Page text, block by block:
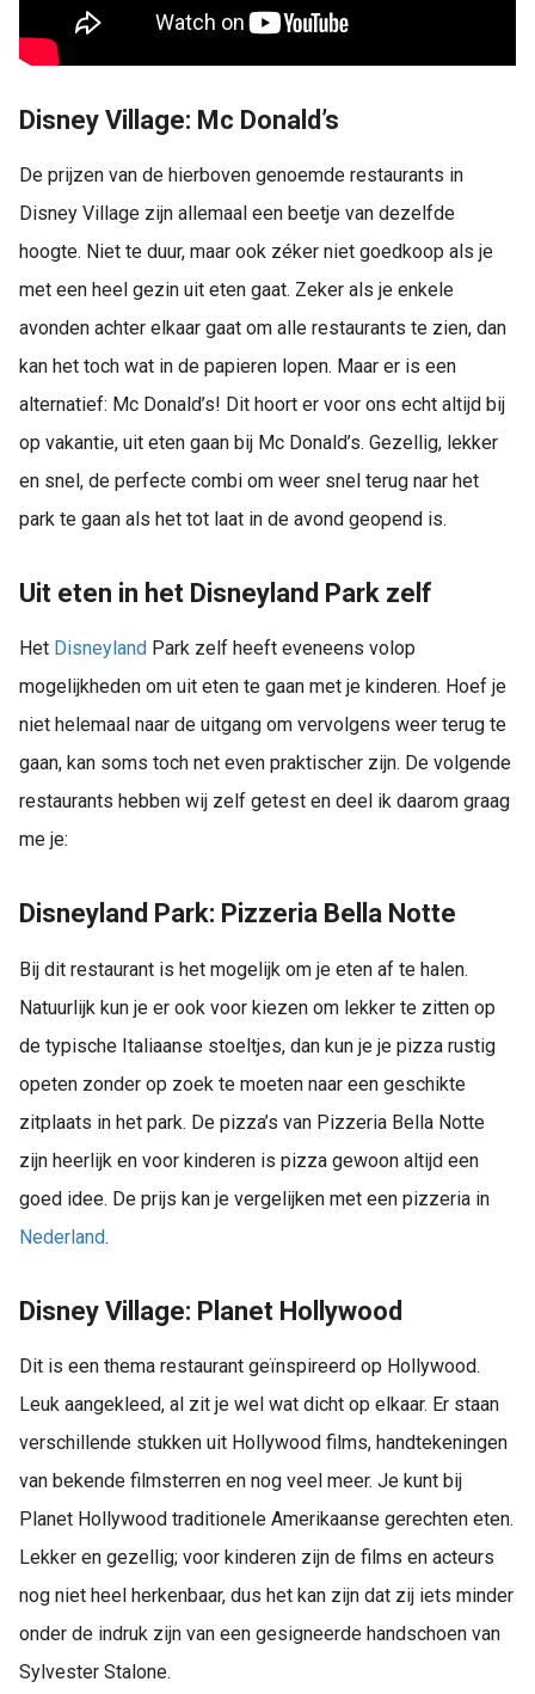
Disney Village: Mc Donald’s
De prijzen van de hierboven genoemde restaurants in
Disney Village zijn allemaal een beetje van dezelfde
hoogte. Niet te duur, maar ook zéker niet goedkoop als je
met een heel gezin uit eten gaat. Zeker als je enkele
avonden achter elkaar gaat om alle restaurants te zien, dan
kan het toch wat in de papieren lopen. Maar er is een
alternatief: Mc Donald’s! Dit hoort er voor ons echt altijd bij
op vakantie, uit eten gaan bij Mc Donald’s. Gezellig, lekker
en snel, de perfecte combi om weer snel terug naar het
park te gaan als het tot laat in de avond geopend is.
Uit eten in het Disneyland Park zelf
Het Disneyland Park zelf heeft eveneens volop
mogelijkheden om uit eten te gaan met je kinderen. Hoef je
niet helemaal naar de uitgang om vervolgens weer terug te
gaan, kan soms toch net even praktischer zijn. De volgende
restaurants hebben wij zelf getest en deel ik daarom graag
me je:
Disneyland Park: Pizzeria Bella Notte
Bij dit restaurant is het mogelijk om je eten af te halen.
Natuurlijk kun je er ook voor kiezen om lekker te zitten op
de typische Italiaanse stoeltjes, dan kun je je pizza rustig
opeten zonder op zoek te moeten naar een geschikte
zitplaats in het park. De pizza’s van Pizzeria Bella Notte
zijn heerlijk en voor kinderen is pizza gewoon altijd een
goed idee. De prijs kan je vergelijken met een pizzeria in
Nederland.
Disney Village: Planet Hollywood
Dit is een thema restaurant geïnspireerd op Hollywood.
Leuk aangekleed, al zit je wel wat dicht op elkaar. Er staan
verschillende stukken uit Hollywood films, handtekeningen
van bekende filmsterren en nog veel meer. Je kunt bij
Planet Hollywood traditionele Amerikaanse gerechten eten.
Lekker en gezellig; voor kinderen zijn de films en acteurs
nog niet heel herkenbaar, dus het kan zijn dat zij iets minder
onder de indruk zijn van een gesigneerde handschoen van
Sylvester Stalone.